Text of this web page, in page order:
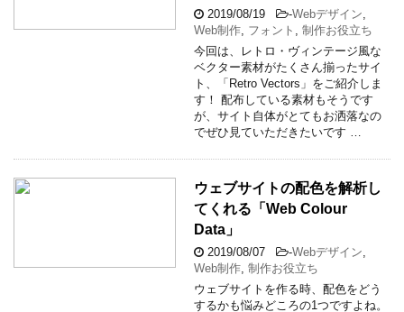
2019/08/19 -Webデザイン
Web制作 フォント
制作お役立ち
今回は、レトロ・ヴィンテージ風な
ベクター素材がたくさん揃ったサイ
ト、「Retro Vectors」をご紹介しま
す！ 配布している素材もそうです
が、サイト自体がとてもお洒落なの
でぜひ見ていただきたいです …
ウェブサイトの配色を解析し
てくれる「Web Colour
Data」
2019/08/07 -Webデザイン
Web制作 制作お役立ち
ウェブサイトを作る時、配色をどう
するかも悩みどころの1つですよね。